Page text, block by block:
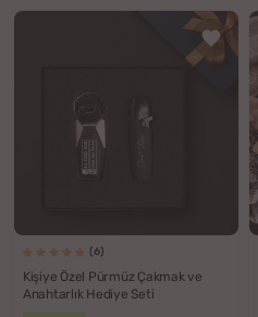
(6)
Kişiye Özel Pürmüz Çakmak ve
Anahtarlık Hediye Seti